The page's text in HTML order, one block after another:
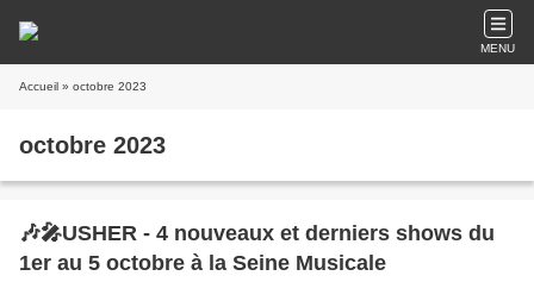
MENU
Accueil » octobre 2023
octobre 2023
🎶🎤USHER - 4 nouveaux et derniers shows du
1er au 5 octobre à la Seine Musicale